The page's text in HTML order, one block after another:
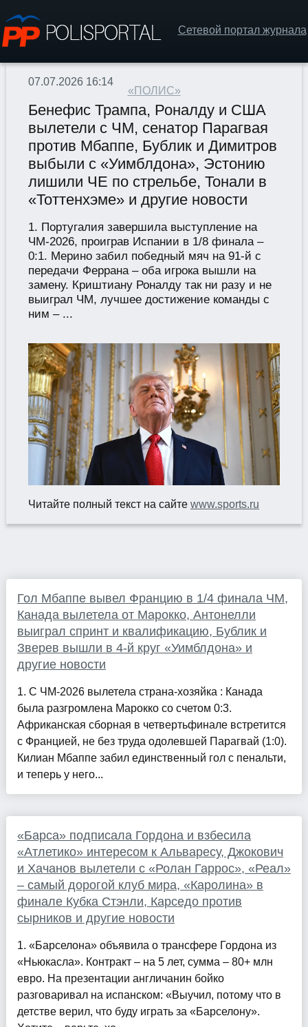
Сетевой портал журнала
«ПОЛИС»
07.07.2026 16:14
Бенефис Трампа, Роналду и США
вылетели с ЧМ, сенатор Парагвая
против Мбаппе, Бублик и Димитров
выбыли с «Уимблдона», Эстонию
лишили ЧЕ по стрельбе, Тонали в
«Тоттенхэме» и другие новости
1. Португалия завершила выступление на
ЧМ-2026, проиграв Испании в 1/8 финала –
0:1. Мерино забил победный мяч на 91-й с
передачи Феррана – оба игрока вышли на
замену. Криштиану Роналду так ни разу и не
выиграл ЧМ, лучшее достижение команды с
ним – ...
Читайте полный текст на сайте www.sports.ru
Гол Мбаппе вывел Францию в 1/4 финала ЧМ,
Канада вылетела от Марокко, Антонелли
выиграл спринт и квалификацию, Бублик и
Зверев вышли в 4-й круг «Уимблдона» и
другие новости
1. С ЧМ-2026 вылетела страна-хозяйка : Канада
была разгромлена Марокко со счетом 0:3.
Африканская сборная в четвертьфинале встретится
с Францией, не без труда одолевшей Парагвай (1:0).
Килиан Мбаппе забил единственный гол с пенальти,
и теперь у него...
«Барса» подписала Гордона и взбесила
«Атлетико» интересом к Альваресу, Джокович
и Хачанов вылетели с «Ролан Гаррос», «Реал»
– самый дорогой клуб мира, «Каролина» в
финале Кубка Стэнли, Карседо против
сырников и другие новости
1. «Барселона» объявила о трансфере Гордона из
«Ньюкасла». Контракт – на 5 лет, сумма – 80+ млн
евро. На презентации англичанин бойко
разговаривал на испанском: «Выучил, потому что в
детстве верил, что буду играть за «Барселону».